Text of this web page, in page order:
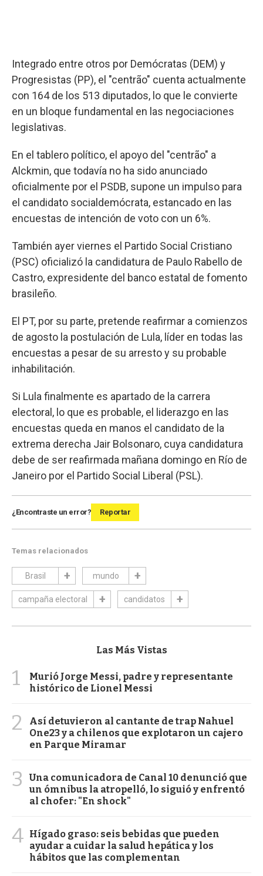
Integrado entre otros por Demócratas (DEM) y
Progresistas (PP), el "centrão" cuenta actualmente
con 164 de los 513 diputados, lo que le convierte
en un bloque fundamental en las negociaciones
legislativas.
En el tablero político, el apoyo del "centrão" a
Alckmin, que todavía no ha sido anunciado
oficialmente por el PSDB, supone un impulso para
el candidato socialdemócrata, estancado en las
encuestas de intención de voto con un 6%.
También ayer viernes el Partido Social Cristiano
(PSC) oficializó la candidatura de Paulo Rabello de
Castro, expresidente del banco estatal de fomento
brasileño.
El PT, por su parte, pretende reafirmar a comienzos
de agosto la postulación de Lula, líder en todas las
encuestas a pesar de su arresto y su probable
inhabilitación.
Si Lula finalmente es apartado de la carrera
electoral, lo que es probable, el liderazgo en las
encuestas queda en manos el candidato de la
extrema derecha Jair Bolsonaro, cuya candidatura
debe de ser reafirmada mañana domingo en Río de
Janeiro por el Partido Social Liberal (PSL).
¿Encontraste un error? Reportar
Temas relacionados
Brasil mundo
campaña electoral candidatos
Las Más Vistas
1
Murió Jorge Messi, padre y representante
histórico de Lionel Messi
2
Así detuvieron al cantante de trap Nahuel
One23 y a chilenos que explotaron un cajero
en Parque Miramar
3
Una comunicadora de Canal 10 denunció que
un ómnibus la atropelló, lo siguió y enfrentó
al chofer: "En shock"
4 Hígado graso: seis bebidas que pueden
ayudar a cuidar la salud hepática y los
hábitos que las complementan